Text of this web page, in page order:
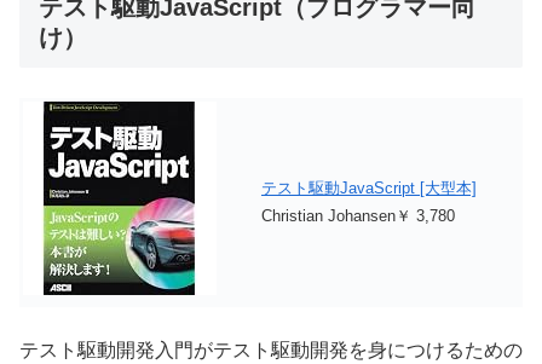
テスト駆動JavaScript（プログラマー向
け）
テスト駆動JavaScript [大型本]
Christian Johansen￥ 3,780
テスト駆動開発入門がテスト駆動開発を身につけるための